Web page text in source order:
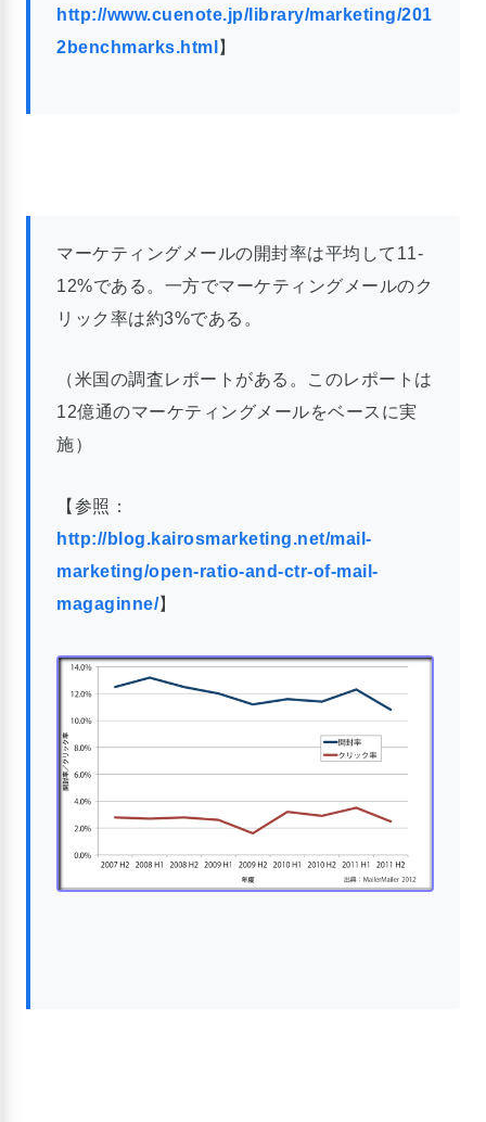
http://www.cuenote.jp/library/marketing/201
2benchmarks.html 】
マーケティングメールの開封率は平均して11-
12%である。一方でマーケティングメールのク
リック率は約3%である。
（米国の調査レポートがある。このレポートは
12億通のマーケティングメールをベースに実
施）
【参照：
http://blog.kairosmarketing.net/mail-
marketing/open-ratio-and-ctr-of-mail-
magaginne/】